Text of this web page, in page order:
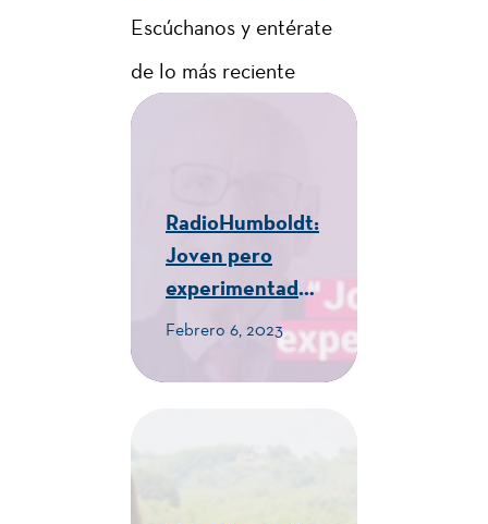
Escúchanos y entérate
de lo más reciente
RadioHumboldt:
Joven pero
experimentado -
CUE Alexander
von Humboldt
Febrero 6, 2023